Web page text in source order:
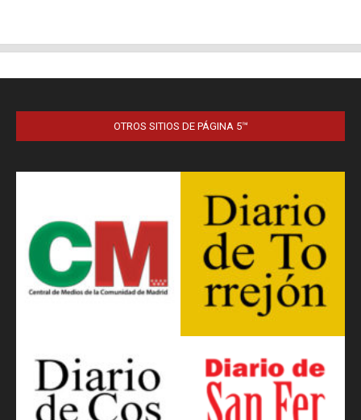
OTROS SITIOS DE PÁGINA 5™